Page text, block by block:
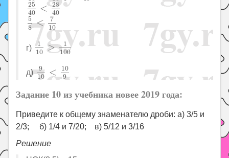
25
40
< 28
40
5
8 <
7
10
58 10
г)
1
10 >
1
100
110>1 100
д) 9
10
<
10
9
910 10
Задание 10 из учебника новее 2019 года:
Приведите к общему знаменателю дроби: а) 3/5 и
2/3; б) 1/4 и 7/20; в) 5/12 и 3/16
Решение